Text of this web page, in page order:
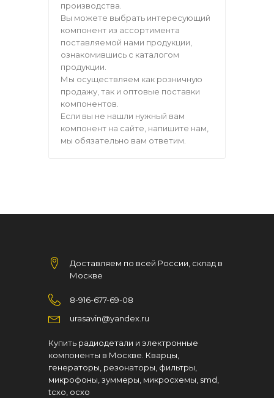
производства.
Вы можете выбрать интересующий
компонент из ассортимента
поставляемой нами продукции,
ознакомившись с каталогом
продукции.
Мы осуществляем как розничную
продажу, так и оптовые поставки
компонентов.
Если вы не нашли нужный вам
компонент на сайте, напишите нам,
мы обязательно вам ответим.
Доставляем по всей России, склад в
Москве
8-916-677-69-08
urasavin@yandex.ru
Купить радиодетали и электронные
компоненты в Москве. Кварцы,
генераторы, резонаторы, фильтры,
микрофоны, зуммеры, микросхемы, smd,
tcxo, ocxo